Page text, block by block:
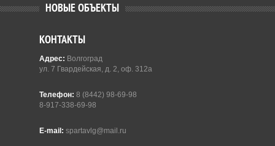
НОВЫЕ ОБЪЕКТЫ
КОНТАКТЫ
Адрес: Волгоград
ул. 7 Гвардейская, д. 2, оф. 312а
Телефон: 8 (8442) 98-69-98
8-917-338-69-98
E-mail: spartavlg@mail.ru